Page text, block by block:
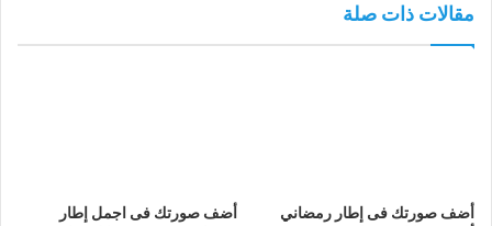
مقالات ذات صلة
أضف صورتك فى إطار رمضاني
أضف صورتك فى اجمل إطار